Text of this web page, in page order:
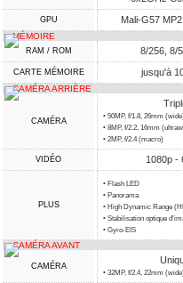
GPU Mali-G57
MÉMOIRE
RAM / ROM 8/256, 8/
CARTE MÉMOIRE jusqu'à
CAMÉRA ARRIÈRE
CAMÉRA
• 50MP, f/1.8, 26mm
• 8MP, f/2.2, 16mm
• 2MP, f/2.4 (macro)
VIDÉO 1080p -
PLUS
• Flash LED
• Panorama
• High Dynamic Range
• Stabilisation optique
• Gyro-EIS
CAMÉRA AVANT
CAMÉRA
• 32MP, f/2.4, 22mm